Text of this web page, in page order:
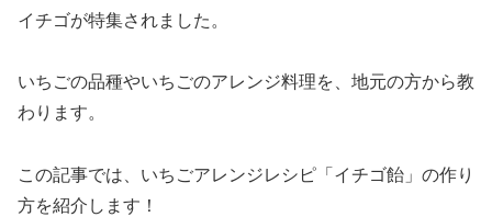
イチゴが特集されました。
いちごの品種やいちごのアレンジ料理を、地元の方から教
わります。
この記事では、いちごアレンジレシピ「イチゴ飴」の作り
方を紹介します！